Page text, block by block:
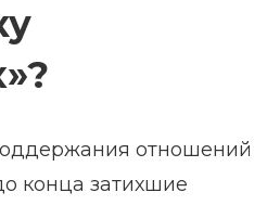
отношений
конца затихшие